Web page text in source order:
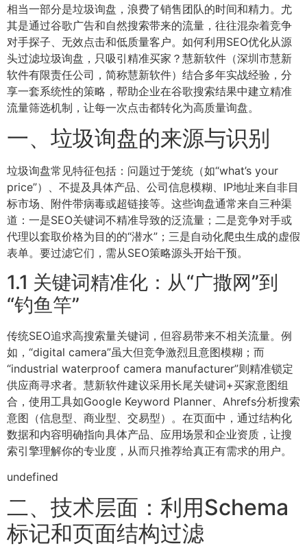
相当一部分是垃圾询盘，浪费了销售团队的时间和精力。尤
其是通过谷歌广告和自然搜索带来的流量，往往混杂着竞争
对手探子、无效点击和低质量客户。如何利用SEO优化从源
头过滤垃圾询盘，只吸引精准买家？慧新软件（深圳市慧新
软件有限责任公司，简称慧新软件）结合多年实战经验，分
享一套系统性的策略，帮助企业在谷歌搜索结果中建立精准
流量筛选机制，让每一次点击都转化为高质量询盘。
一、垃圾询盘的来源与识别
垃圾询盘常见特征包括：问题过于笼统（如“what’s your
price”）、不提及具体产品、公司信息模糊、IP地址来自非目
标市场、附件带病毒或超链接等。这些询盘通常来自三种渠
道：一是SEO关键词不精准导致的泛流量；二是竞争对手或
代理以套取价格为目的的“潜水”；三是自动化爬虫生成的虚假
表单。要过滤它们，需从SEO策略源头开始干预。
1.1 关键词精准化：从“广撒网”到
“钓鱼竿”
传统SEO追求高搜索量关键词，但容易带来不相关流量。例
如，“digital camera”虽大但竞争激烈且意图模糊；而
“industrial waterproof camera manufacturer”则精准锁定
供应商寻求者。慧新软件建议采用长尾关键词+买家意图组
合，使用工具如Google Keyword Planner、Ahrefs分析搜索
意图（信息型、商业型、交易型）。在页面中，通过结构化
数据和内容明确指向具体产品、应用场景和企业资质，让搜
索引擎理解你的专业度，从而只推荐给真正有需求的用户。
undefined
二、技术层面：利用Schema
标记和页面结构过滤